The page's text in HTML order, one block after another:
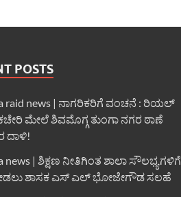
POSTS
raid news | ನಾಗರಿಕರಿಗೆ ವಂಚನೆ : ರಿಯಲ್
ಮೇಲೆ ಶಿವಮೊಗ್ಗ ತುಂಗಾ ನಗರ ಠಾಣೆ
ದಾಳಿ!
news | ಶಿಕ್ಷಣ ನೀತಿಗಿಂತ ಶಾಲಾ ಸೌಲಭ್ಯಗಳಿಗೆ
ಶಾಸಕ ಎಸ್ ಎಲ್ ಭೋಜೇಗೌಡ ಸಲಹೆ